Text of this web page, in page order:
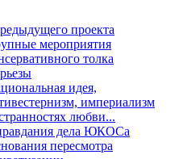
проекта
мероприятия
толка
идея,
империализм
любви...
дела ЮКОСа
пересмотра